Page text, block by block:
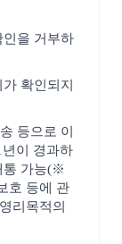
인을 거부하
확인되지
등으로 이
이 경과하
통 가능(※
호 등에 관
리목적의